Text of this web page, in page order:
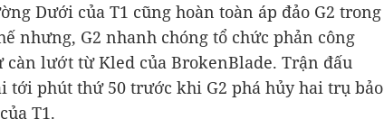
Dưới của T1 cũng hoàn toàn áp đảo G2 trong
nhưng, G2 nhanh chóng tổ chức phản công
càn lướt từ Kled của BrokenBlade. Trận đấu
tới phút thứ 50 trước khi G2 phá hủy hai trụ bảo
T1.